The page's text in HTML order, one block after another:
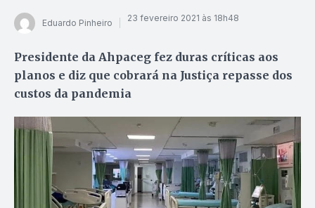
Eduardo Pinheiro 23 fevereiro 2021 às 18h48
Presidente da Ahpaceg fez duras críticas aos
planos e diz que cobrará na Justiça repasse dos
custos da pandemia